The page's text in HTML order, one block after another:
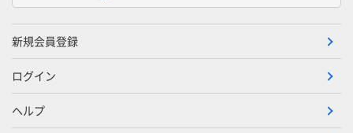
新規会員登録
ログイン
ヘルプ